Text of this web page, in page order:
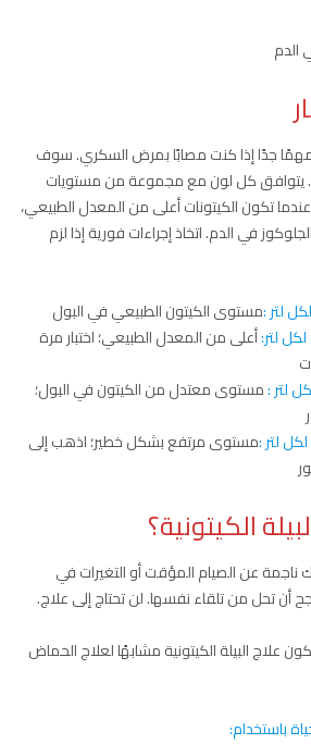
الدم
مهمًا جدًا إذا كنت مصابًا بمرض السكري. سوف
يتوافق كل لون مع مجموعة من مستويات
عندما تكون الكيتونات أعلى من المعدل الطبيعي،
في الدم. اتخاذ إجراءات فورية إذا لزم
مستوى الكيتون الطبيعي في البول
أعلى من المعدل الطبيعي؛ اختبار مرة
مستوى معتدل من الكيتون في البول؛
مستوى مرتفع بشكل خطير؛ اذهب إلى
الكيتونية؟
ناجمة عن الصيام المؤقت أو التغيرات في
أن تحل من تلقاء نفسها. لن تحتاج إلى علاج.
علاج البيلة الكيتونية مشابهًا لعلاج الحماض
باستخدام: